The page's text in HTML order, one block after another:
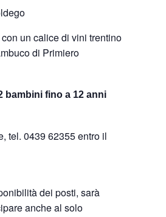
un calice di vini trentino
di Primiero
bambini fino a 12 anni
tel. 0439 62355 entro il
dei posti, sarà
anche al solo